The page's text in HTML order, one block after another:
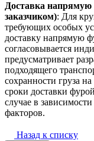
Доставка напрямую
заказчиком): Для
требующих особых
доставку напрямую
согласовывается
предусматривает
подходящего
сохранности груза
сроки доставки
случае в
факторов.
Назад к списку